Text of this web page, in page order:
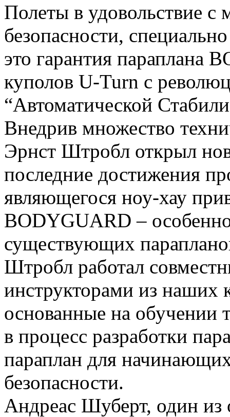
Полеты в удовольствие
безопасности,
это гарантия параплана
куполов U-Turn с
“Автоматической
Внедрив множество
Эрнст Штробл открыл
последние достижения
являющегося ноу-хау
BODYGUARD –
существующих
Штробл работал
инструкторами из наших
основанные на обучении
в процесс разработки
параплан для
безопасности.
Андреас Шуберт, один